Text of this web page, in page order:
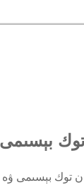
توك بېسىمى ۋە